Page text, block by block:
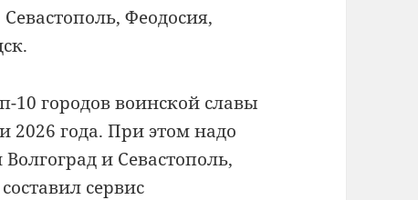
Феодосия,
10 городов воинской славы
2026 года. При этом надо
и Севастополь,
сервис